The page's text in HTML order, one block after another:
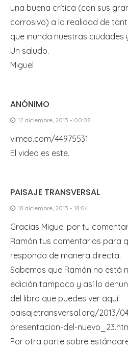
una buena crítica (con sus
corrosivo) a la realidad de
que inunda nuestras ciudades
Un saludo.
Miguel
ANÓNIMO
12 diciembre, 2013 - 00:08
vimeo.com/44975531
El video es este.
PAISAJE TRANSVERSAL
18 diciembre, 2013 - 18:04
Gracias Miguel por tu
Ramón tus comentarios para
responda de manera directa.
Sabemos que Ramón no está
edición tampoco y así lo
del libro que puedes ver aquí:
paisajetransversal.org/2013/
presentacion-del-
Por otra parte sobre